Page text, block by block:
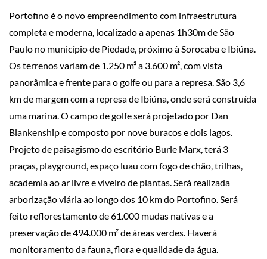
Portofino é o novo empreendimento com infraestrutura
completa e moderna, localizado a apenas 1h30m de São
Paulo no município de Piedade, próximo à Sorocaba e Ibiúna.
Os terrenos variam de 1.250 m² a 3.600 m², com vista
panorâmica e frente para o golfe ou para a represa. São 3,6
km de margem com a represa de Ibiúna, onde será construída
uma marina. O campo de golfe será projetado por Dan
Blankenship e composto por nove buracos e dois lagos.
Projeto de paisagismo do escritório Burle Marx, terá 3
praças, playground, espaço luau com fogo de chão, trilhas,
academia ao ar livre e viveiro de plantas. Será realizada
arborização viária ao longo dos 10 km do Portofino. Será
feito reflorestamento de 61.000 mudas nativas e a
preservação de 494.000 m² de áreas verdes. Haverá
monitoramento da fauna, flora e qualidade da água.